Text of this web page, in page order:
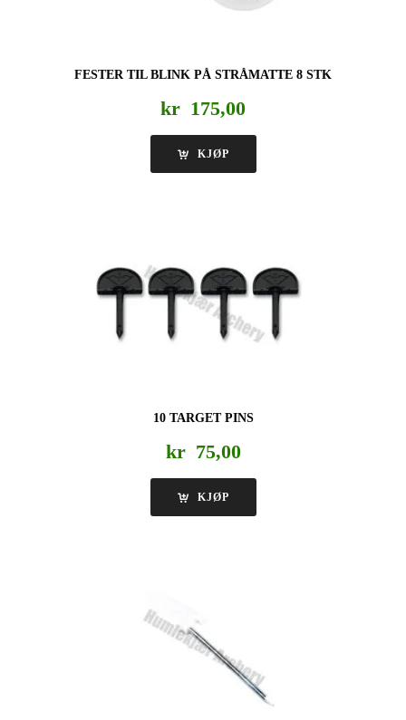
FESTER TIL BLINK PÅ STRÅMATTE 8 STK
kr 175,00
KJØP
10 TARGET PINS
kr 75,00
KJØP